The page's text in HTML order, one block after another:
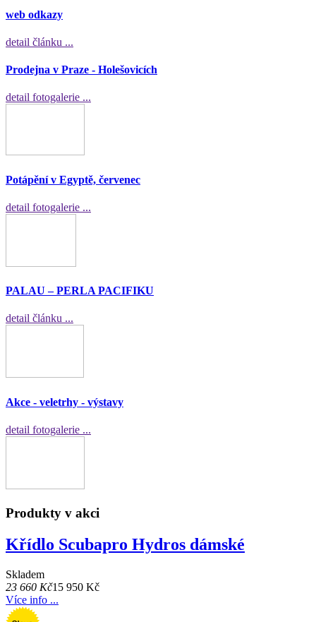
web odkazy
detail článku ...
Prodejna v Praze - Holešovicích
detail fotogalerie ...
Potápění v Egyptě, červenec
detail fotogalerie ...
PALAU – PERLA PACIFIKU
detail článku ...
Akce - veletrhy - výstavy
detail fotogalerie ...
Produkty v akci
Křídlo Scubapro Hydros dámské
Skladem
23 660 Kč15 950 Kč
Více info ...